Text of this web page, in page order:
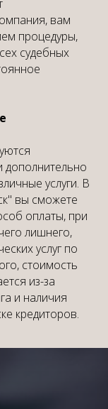
вам
процедуры,
судебных
дополнительно
услуги. В
вы сможете
оплаты, при
лишнего,
услуг по
стоимость
из-за
и наличия
кредиторов.